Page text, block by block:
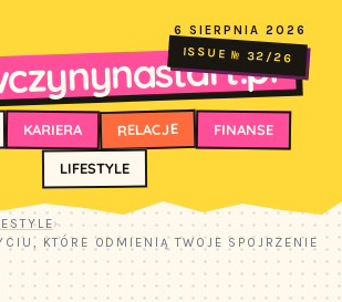
6 SIERPNIA 2026
ISSUE № 32/26
KARIERA RELACJE FINANSE
LIFESTYLE
›
KTÓRE ODMIENIĄ TWOJE SPOJRZENIE